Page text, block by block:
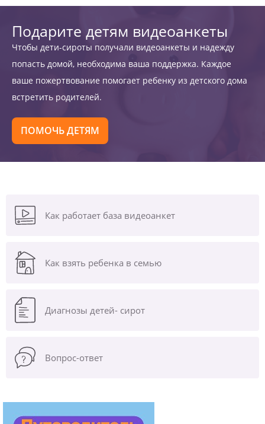
Подарите детям видеоанкеты
Чтобы дети-сироты получали видеоанкеты и надежду
попасть домой, необходима ваша поддержка. Каждое
ваше пожертвование помогает ребенку из детского дома
встретить родителей.
ПОМОЧЬ ДЕТЯМ
Как работает база видеоанкет
Как взять ребенка в семью
Диагнозы детей- сирот
Вопрос-ответ